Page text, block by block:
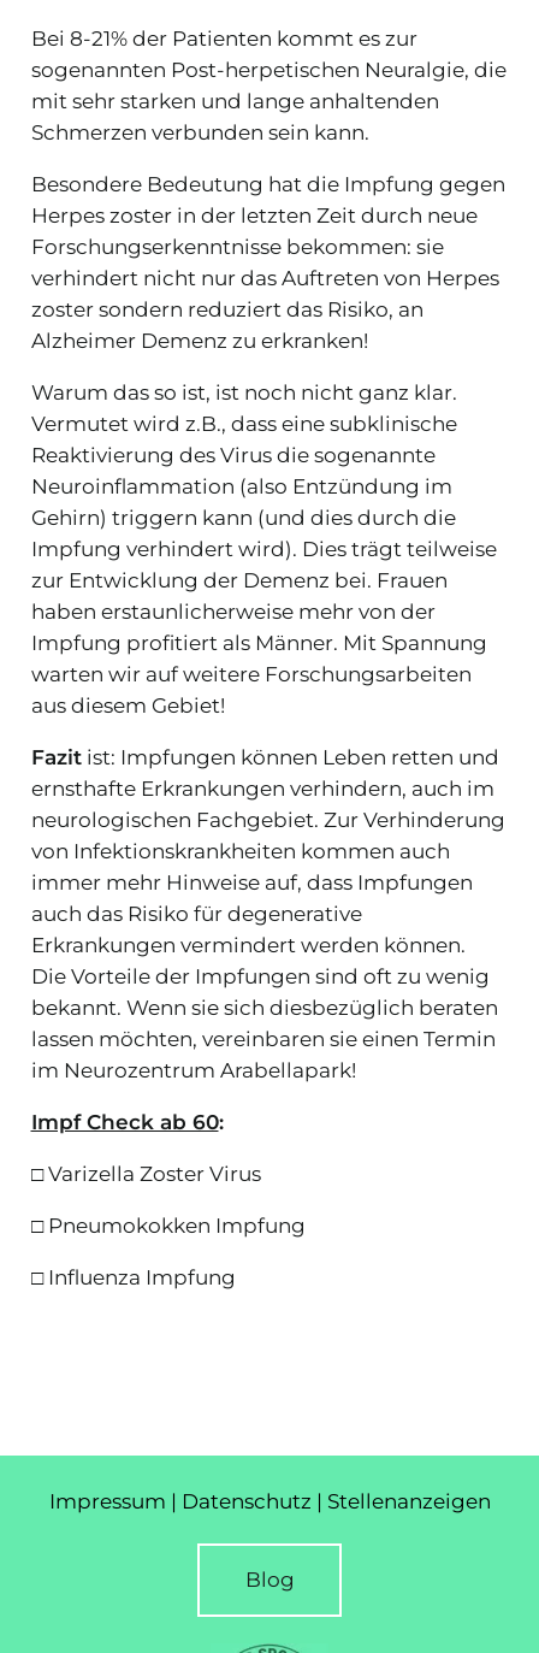
Bei 8-21% der Patienten kommt es zur
sogenannten Post-herpetischen Neuralgie, die
mit sehr starken und lange anhaltenden
Schmerzen verbunden sein kann.
Besondere Bedeutung hat die Impfung gegen
Herpes zoster in der letzten Zeit durch neue
Forschungserkenntnisse bekommen: sie
verhindert nicht nur das Auftreten von Herpes
zoster sondern reduziert das Risiko, an
Alzheimer Demenz zu erkranken!
Warum das so ist, ist noch nicht ganz klar.
Vermutet wird z.B., dass eine subklinische
Reaktivierung des Virus die sogenannte
Neuroinflammation (also Entzündung im
Gehirn) triggern kann (und dies durch die
Impfung verhindert wird). Dies trägt teilweise
zur Entwicklung der Demenz bei. Frauen
haben erstaunlicherweise mehr von der
Impfung profitiert als Männer. Mit Spannung
warten wir auf weitere Forschungsarbeiten
aus diesem Gebiet!
Fazitist: Impfungen können Leben retten und
ernsthafte Erkrankungen verhindern, auch im
neurologischen Fachgebiet. Zur Verhinderung
von Infektionskrankheiten kommen auch
immer mehr Hinweise auf, dass Impfungen
auch das Risiko für degenerative
Erkrankungen vermindert werden können.
Die Vorteile der Impfungen sind oft zu wenig
bekannt. Wenn sie sich diesbezüglich beraten
lassen möchten, vereinbaren sie einen Termin
im Neurozentrum Arabellapark!
Impf Check ab 60:
□ Varizella Zoster Virus
□ Pneumokokken Impfung
□ Influenza Impfung
Impressum | Datenschutz | Stellenanzeigen
Blog